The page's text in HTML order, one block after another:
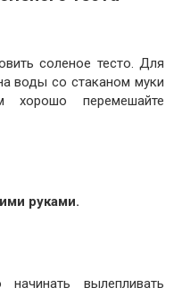
соленое тесто. Для
воды со стаканом муки
перемешайте
руками.
вылепливать